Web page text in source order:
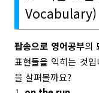
Vocabulary)
팝송으로 영어공부의
표현들을 익히는 것
을 살펴볼까요?